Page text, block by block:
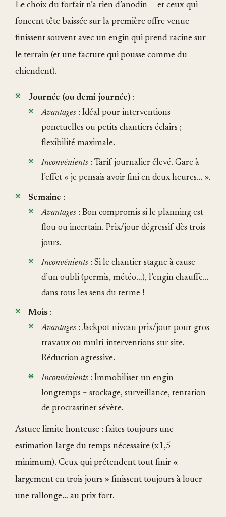
Le choix du forfait n’a rien d’anodin — et ceux qui
foncent tête baissée sur la première offre venue
finissent souvent avec un engin qui prend racine sur
le terrain (et une facture qui pousse comme du
chiendent).
Journée (ou demi-journée) :
Avantages : Idéal pour interventions
ponctuelles ou petits chantiers éclairs ;
flexibilité maximale.
Inconvénients : Tarif journalier élevé. Gare à
l’effet « je pensais avoir fini en deux heures… ».
Semaine :
Avantages : Bon compromis si le planning est
flou ou incertain. Prix/jour dégressif dès trois
jours.
Inconvénients : Si le chantier stagne à cause
d’un oubli (permis, météo…), l’engin chauffe…
dans tous les sens du terme !
Mois :
Avantages : Jackpot niveau prix/jour pour gros
travaux ou multi-interventions sur site.
Réduction agressive.
Inconvénients : Immobiliser un engin
longtemps = stockage, surveillance, tentation
de procrastiner sévère.
Astuce limite honteuse : faites toujours une
estimation large du temps nécessaire (x1,5
minimum). Ceux qui prétendent tout finir «
largement en trois jours » finissent toujours à louer
une rallonge… au prix fort.